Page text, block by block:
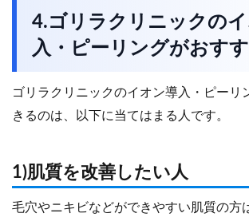
4.ゴリラクリニックの
入・ピーリングがおす
ゴリラクリニックのイオン導入・ピーリ
きるのは、以下に当てはまる人です。
1)肌質を改善したい人
毛穴やニキビなどができやすい肌質の方